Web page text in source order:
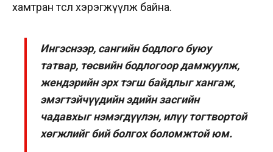
хамтран төсөл хэрэгжүүлж байна.
Ингэснээр, сангийн бодлого буюу
татвар, төсвийн бодлогоор дамжуулж,
жендэрийн эрх тэгш байдлыг хангаж,
эмэгтэйчүүдийн эдийн засгийн
чадавхыг нэмэгдүүлэн, илүү тогтвортой
хөгжлийг бий болгох боломжтой юм.